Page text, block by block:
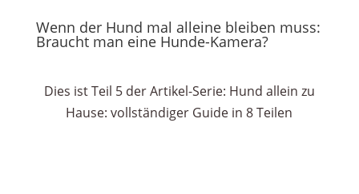
Wenn der Hund mal alleine bleiben muss:
Braucht man eine Hunde-Kamera?
Dies ist Teil 5 der Artikel-Serie: Hund allein zu
Hause: vollständiger Guide in 8 Teilen